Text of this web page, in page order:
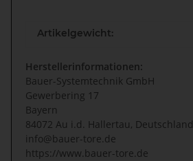
Artikelgewicht:
Herstellerinformationen:
Bauer-Systemtechnik GmbH
Gewerbering 17
Bayern
84072 Au i.d. Hallertau, Deutschland
info@bauer-tore.de
https://www.bauer-tore.de